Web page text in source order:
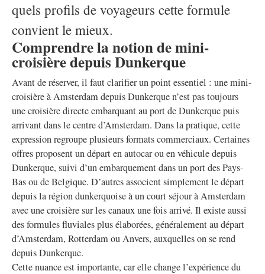
quels profils de voyageurs cette formule
convient le mieux.
Comprendre la notion de mini-
croisière depuis Dunkerque
Avant de réserver, il faut clarifier un point essentiel : une mini-
croisière à Amsterdam depuis Dunkerque n’est pas toujours
une croisière directe embarquant au port de Dunkerque puis
arrivant dans le centre d’Amsterdam. Dans la pratique, cette
expression regroupe plusieurs formats commerciaux. Certaines
offres proposent un départ en autocar ou en véhicule depuis
Dunkerque, suivi d’un embarquement dans un port des Pays-
Bas ou de Belgique. D’autres associent simplement le départ
depuis la région dunkerquoise à un court séjour à Amsterdam
avec une croisière sur les canaux une fois arrivé. Il existe aussi
des formules fluviales plus élaborées, généralement au départ
d’Amsterdam, Rotterdam ou Anvers, auxquelles on se rend
depuis Dunkerque.
Cette nuance est importante, car elle change l’expérience du